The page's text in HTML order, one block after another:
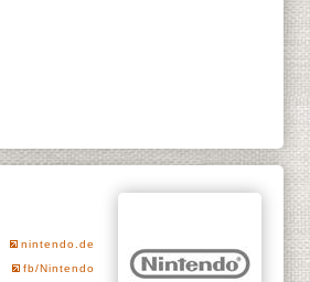
nintendo.de
fb/Nintendo